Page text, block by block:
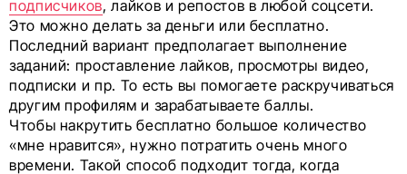
подписчиков, лайков и репостов в любой соцсети.
Это можно делать за деньги или бесплатно.
Последний вариант предполагает выполнение
заданий: проставление лайков, просмотры видео,
подписки и пр. То есть вы помогаете раскручиваться
другим профилям и зарабатываете баллы.
Чтобы накрутить бесплатно большое количество
«мне нравится», нужно потратить очень много
времени. Такой способ подходит тогда, когда